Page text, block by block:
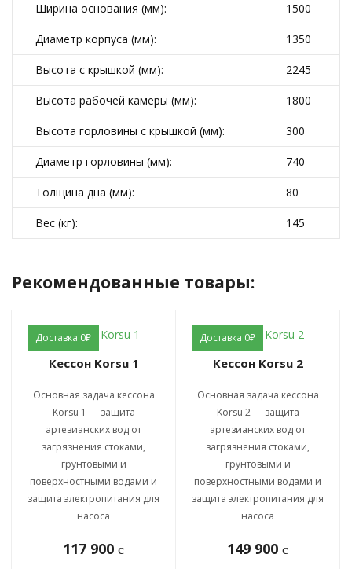
Ширина основания (мм): 1500
Диаметр корпуса (мм): 1350
Высота с крышкой (мм): 2245
Высота рабочей камеры (мм): 1800
Высота горловины с крышкой (мм): 300
Диаметр горловины (мм): 740
Толщина дна (мм): 80
Вес (кг): 145
Рекомендованные товары:
Доставка 0₽
Кессон Korsu 1
Основная задача кессона
Korsu 1 — защита
артезианских вод от
загрязнения стоками,
грунтовыми и
поверхностными водами и
защита электропитания для
насоса
117 900 c
Доставка 0₽
Кессон Korsu 2
Основная задача кессона
Korsu 2 — защита
артезианских вод от
загрязнения стоками,
грунтовыми и
поверхностными водами и
защита электропитания для
насоса
149 900 c